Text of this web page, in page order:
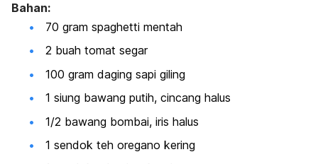
Bahan:
70 gram spaghetti mentah
2 buah tomat segar
100 gram daging sapi giling
1 siung bawang putih, cincang halus
1/2 bawang bombai, iris halus
1 sendok teh oregano kering